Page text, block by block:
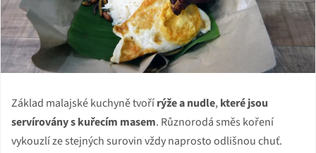
Základ malajské kuchyně tvořírýže a nudle, které jsou
servírovány s kuřecím masem. Různorodá směs koření
vykouzlí ze stejných surovin vždy naprosto odlišnou chuť.